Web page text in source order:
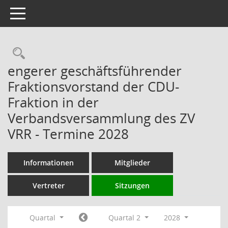
Toggle navigation
Rechercheauswahl
engerer geschäftsführender
Fraktionsvorstand der CDU-
Fraktion in der
Verbandsversammlung des ZV
VRR - Termine 2028
Informationen Mitglieder
Vertreter Sitzungen
Quartal Quartal 2
2028